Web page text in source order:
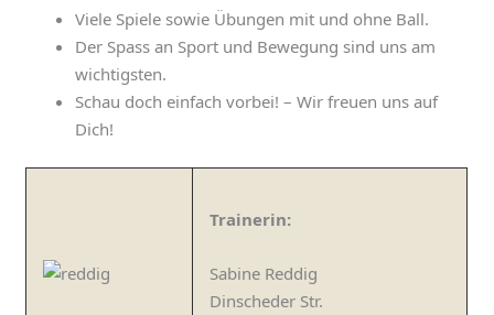
Viele Spiele sowie Übungen mit und ohne Ball.
Der Spass an Sport und Bewegung sind uns am
wichtigsten.
Schau doch einfach vorbei! – Wir freuen uns auf
Dich!
Trainerin:
Sabine Reddig
Dinscheder Str.